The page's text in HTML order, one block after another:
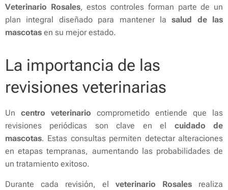
Veterinario Rosales, estos controles forman parte de un
plan integral diseñado para mantener lasalud de las
mascotas en su mejor estado.
La importancia de las
revisiones veterinarias
Un centro veterinario comprometido entiende que las
revisiones periódicas son clave en el cuidado de
mascotas. Estas consultas permiten detectar alteraciones
en etapas tempranas, aumentando las probabilidades de
un tratamiento exitoso.
Durante cada revisión, el veterinario Rosales realiza